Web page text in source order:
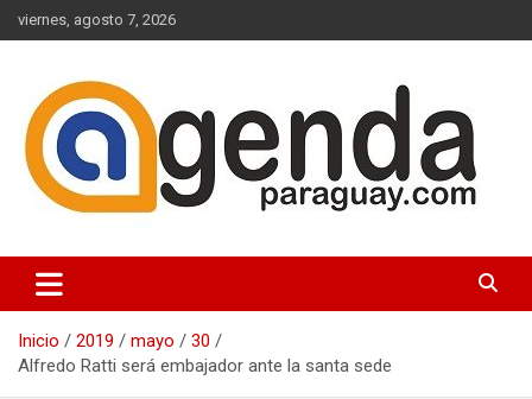
Saltar
al
viernes, agosto 7, 2026
Agenda Paraguay
Inicio 2019 mayo
30
Alfredo Ratti será embajador ante la santa sede